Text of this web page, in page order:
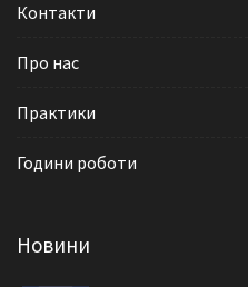
Контакти
Про нас
Практики
Години роботи
Новини